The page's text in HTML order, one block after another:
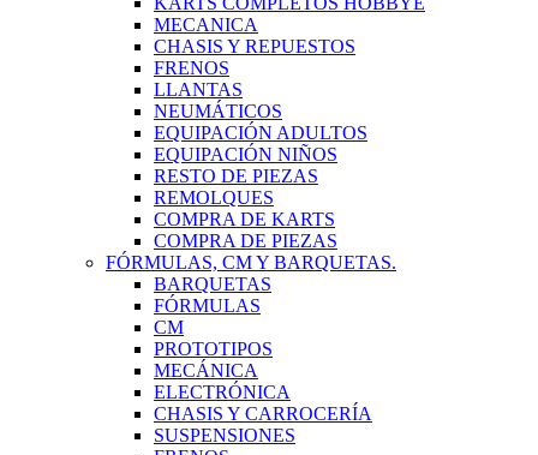
MECANICA
CHASIS Y REPUESTOS
FRENOS
LLANTAS
NEUMÁTICOS
EQUIPACIÓN ADULTOS
EQUIPACIÓN NIÑOS
RESTO DE PIEZAS
REMOLQUES
COMPRA DE KARTS
COMPRA DE PIEZAS
FÓRMULAS, CM Y BARQUETAS.
BARQUETAS
FÓRMULAS
CM
PROTOTIPOS
MECÁNICA
ELECTRÓNICA
CHASIS Y CARROCERÍA
SUSPENSIONES